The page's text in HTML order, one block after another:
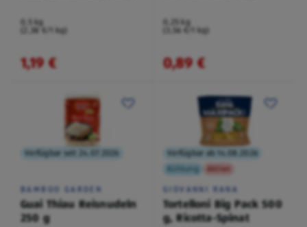
0,5 kg
(2,38 €/1 kg)
1,19 €
0,25 kg
(3,56 €/1 kg)
0,89 €
Verfügbar seit 24.07.2026
BAMBOO GARDEN
Guai Thiau Reisnudeln
250 g
Verfügbar ab 14.08.2026
Kühlung
Aktion
GIOVANNI RANA
Tortelloni Big Pack 500
g, Ricotta-Spinat